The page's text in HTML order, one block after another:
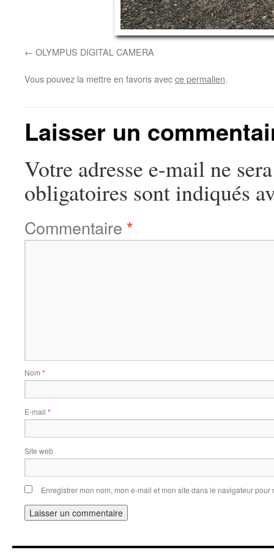
OLYMPUS DIGITAL CAMERA
Vous pouvez la mettre en favoris avecce permalien.
Laisser un
Votre adresse e-mail ne
obligatoires sont indiqués
Commentaire *
Nom *
E-mail *
Site web
Enregistrer mon nom, mon e-mail et mon site dans le navigateur